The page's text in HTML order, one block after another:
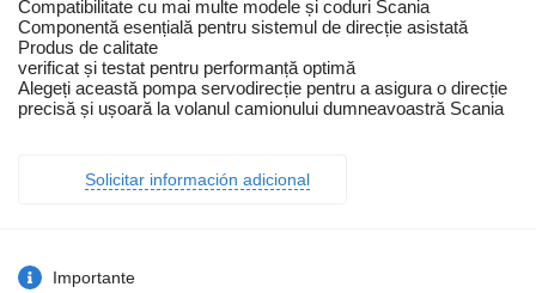
Compatibilitate cu mai multe modele și coduri Scania
Componentă esențială pentru sistemul de direcție asistată
Produs de calitate
verificat și testat pentru performanță optimă
Alegeți această pompa servodirecție pentru a asigura o direcție
precisă și ușoară la volanul camionului dumneavoastră Scania
Solicitar información adicional
Importante